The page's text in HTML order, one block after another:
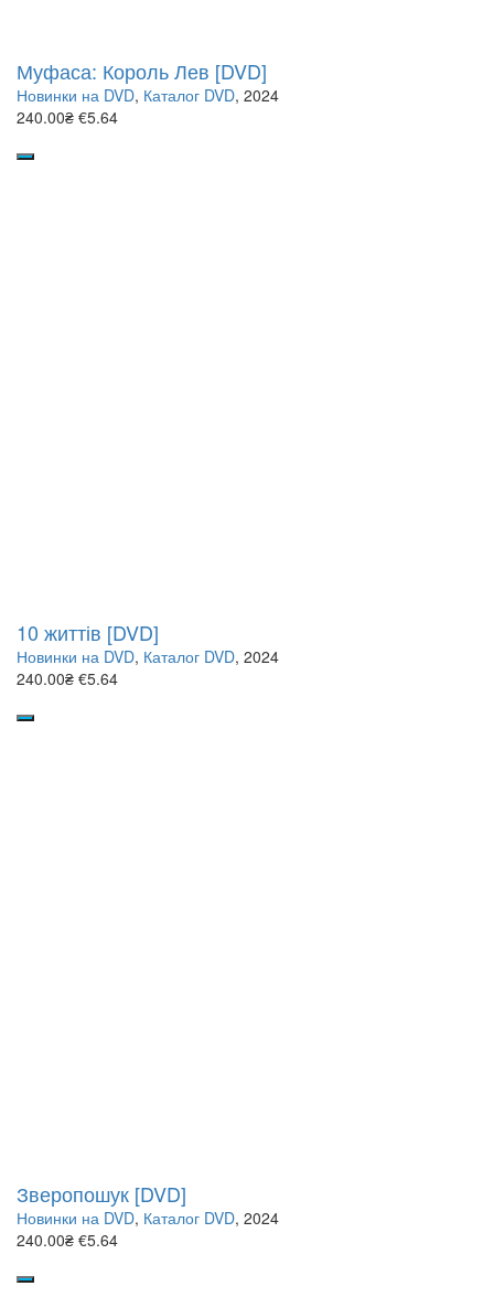
Муфаса: Король Лев [DVD]
Новинки на DVD, Каталог DVD, 2024
240.00₴ €5.64
10 життів [DVD]
Новинки на DVD, Каталог DVD, 2024
240.00₴ €5.64
Зверопошук [DVD]
Новинки на DVD, Каталог DVD, 2024
240.00₴ €5.64